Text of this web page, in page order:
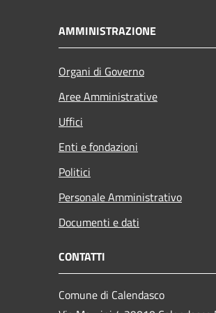
AMMINISTRAZIONE
Organi di Governo
Aree Amministrative
Uffici
Enti e fondazioni
Politici
Personale Amministrativo
Documenti e dati
CONTATTI
Comune di Calendasco